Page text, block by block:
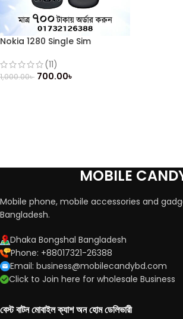
Nokia 1280 Single Sim
(11)
1,000.00৳ 700.00৳
MOBILE
Mobile phone, mobile accessories and
Bangladesh.
Dhaka Bongshal Bangladesh
Phone: +88017321-26388
Email: business@mobilecandybd.com
Click to Join here for wholesale Business
বেস্ট বাটন মোবাইল ক্যাশ অন হোম ডেলিভারী